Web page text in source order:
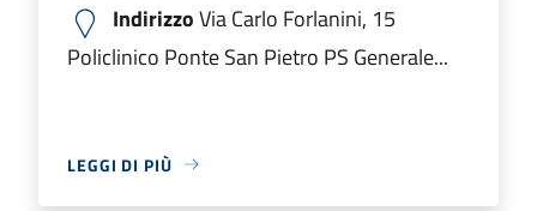
IndirizzoVia Carlo Forlanini, 15
Policlinico Ponte San Pietro PS Generale...
LEGGI DI PIÙ